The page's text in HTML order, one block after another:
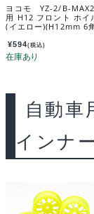
ヨコモ YZ-2/B-MAX2
用 H12 フロント ホイ
(イエロー)(H12mm 6
¥594(税込)
自動車
インナー